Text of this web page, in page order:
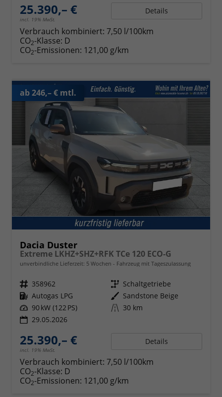
25.390,– €
incl. 19% MwSt.
Details
Verbrauch kombiniert: 7,50 l/100km
CO2-Klasse: D
CO2-Emissionen: 121,00 g/km
ab 246,– € mtl.
Dacia Duster
Extreme LKHZ+SHZ+RFK TCe 120 ECO-G
unverbindliche Lieferzeit: 5 Wochen Fahrzeug mit Tageszulassung
Fahrzeugnr. 358962 Getriebe Schaltgetriebe
Kraftstoff Autogas LPG Außenfarbe Sandstone Beige
Leistung 90 kW (122 PS) Kilometerstand 30 km
29.05.2026
25.390,– €
incl. 19% MwSt.
Details
Verbrauch kombiniert: 7,50 l/100km
CO2-Klasse: D
CO2-Emissionen: 121,00 g/km